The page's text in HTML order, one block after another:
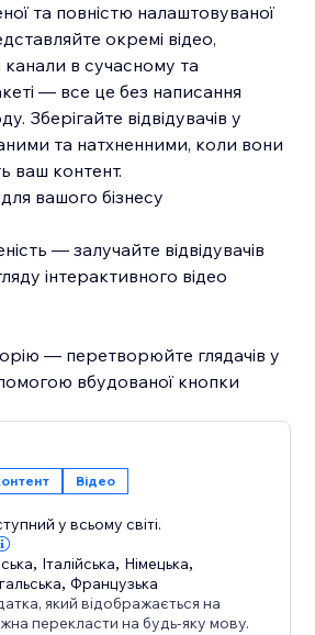
та повністю налаштовуваної
окремі відео,
канали в сучасному та
— все це без написання
Зберігайте відвідувачів у
та натхненними, коли вони
ваш контент.
вашого бізнесу
— залучайте відвідувачів
інтерактивного відео
— перетворюйте глядачів у
вбудованої кнопки
— представляйте
матеріали або свідчення, щоб
довіру.
— Налаштовуйте кольори,
відповідати дизайну вашого
Відео
у всьому світі.
, Італійська, Німецька,
,Французька
який відображається на
перекласти на будь-яку мову.